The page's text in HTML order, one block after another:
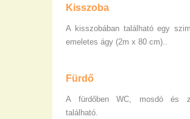
Kisszoba
A kisszobában található egy
emeletes ágy (2m x 80 cm)..
Fürdő
A fürdőben WC, mosdó és
található.